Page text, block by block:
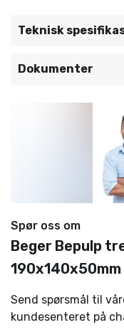
Teknisk
Dokumenter
Spør oss om
Beger Bepulp
190x140x50mm
Send spørsmål til
kundesenteret på